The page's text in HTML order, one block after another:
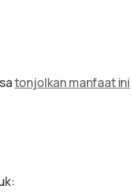
tonjolkan manfaat ini